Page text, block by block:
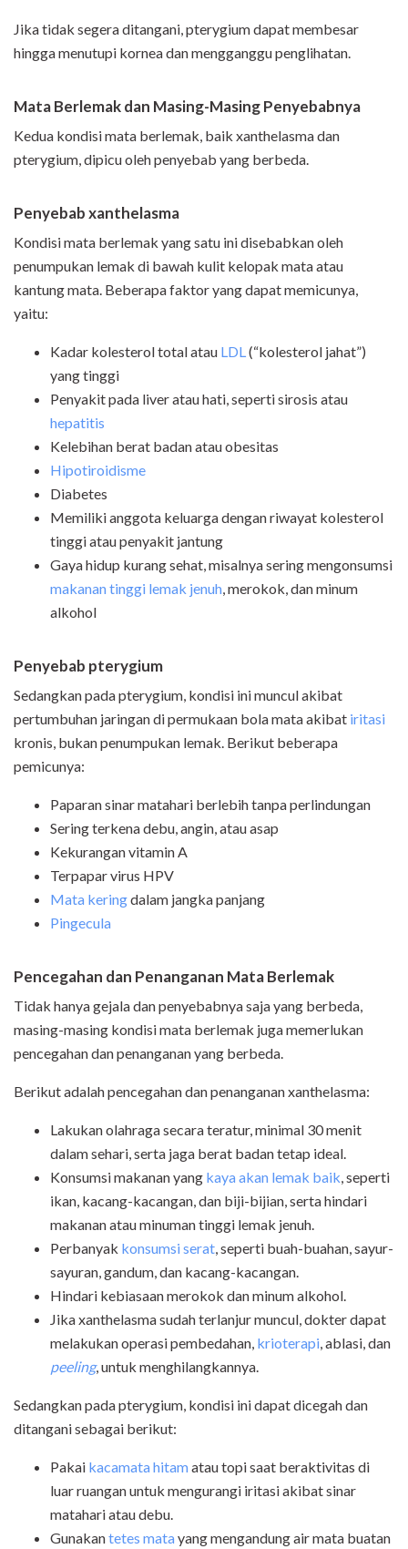
Jika tidak segera ditangani, pterygium dapat membesar
hingga menutupi kornea dan mengganggu penglihatan.
Mata Berlemak dan Masing-Masing Penyebabnya
Kedua kondisi mata berlemak, baik xanthelasma dan
pterygium, dipicu oleh penyebab yang berbeda.
Penyebab xanthelasma
Kondisi mata berlemak yang satu ini disebabkan oleh
penumpukan lemak di bawah kulit kelopak mata atau
kantung mata. Beberapa faktor yang dapat memicunya,
yaitu:
Kadar kolesterol total atau LDL(“kolesterol jahat”)
yang tinggi
Penyakit pada liver atau hati, seperti sirosis atau
hepatitis
Kelebihan berat badan atau obesitas
Hipotiroidisme
Diabetes
Memiliki anggota keluarga dengan riwayat kolesterol
tinggi atau penyakit jantung
Gaya hidup kurang sehat, misalnya sering mengonsumsi
makanan tinggi lemak jenuh, merokok, dan minum
alkohol
Penyebab pterygium
Sedangkan pada pterygium, kondisi ini muncul akibat
pertumbuhan jaringan di permukaan bola mata akibat iritasi
kronis, bukan penumpukan lemak. Berikut beberapa
pemicunya:
Paparan sinar matahari berlebih tanpa perlindungan
Sering terkena debu, angin, atau asap
Kekurangan vitamin A
Terpapar virus HPV
Mata keringdalam jangka panjang
Pingecula
Pencegahan dan Penanganan Mata Berlemak
Tidak hanya gejala dan penyebabnya saja yang berbeda,
masing-masing kondisi mata berlemak juga memerlukan
pencegahan dan penanganan yang berbeda.
Berikut adalah pencegahan dan penanganan xanthelasma:
Lakukan olahraga secara teratur, minimal 30 menit
dalam sehari, serta jaga berat badan tetap ideal.
Konsumsi makanan yang kaya akan lemak baik, seperti
ikan, kacang-kacangan, dan biji-bijian, serta hindari
makanan atau minuman tinggi lemak jenuh.
Perbanyak konsumsi serat, seperti buah-buahan, sayur-
sayuran, gandum, dan kacang-kacangan.
Hindari kebiasaan merokok dan minum alkohol.
Jika xanthelasma sudah terlanjur muncul, dokter dapat
melakukan operasi pembedahan, krioterapi, ablasi, dan
peeling, untuk menghilangkannya.
Sedangkan pada pterygium, kondisi ini dapat dicegah dan
ditangani sebagai berikut:
Pakai kacamata hitamatau topi saat beraktivitas di
luar ruangan untuk mengurangi iritasi akibat sinar
matahari atau debu.
Gunakantetes matayang mengandung air mata buatan